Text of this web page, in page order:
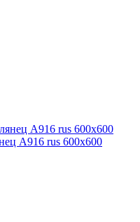
А916 rus 600x600